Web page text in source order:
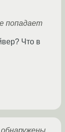
попадает
Что в